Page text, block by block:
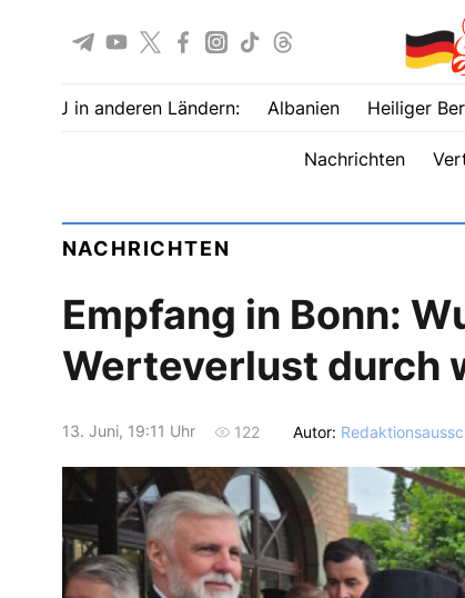
UOJ in anderen Ländern: Albanien Heiliger
Nachrichten
NACHRICHTEN
Empfang in Bonn:
Werteverlust durch
13. Juni, 19:11 Uhr 122 Autor: